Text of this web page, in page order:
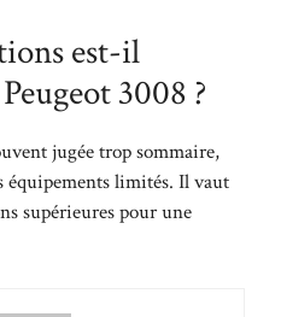
est-il
3008 ?
jugée trop sommaire,
équipements limités. Il vaut
supérieures pour une